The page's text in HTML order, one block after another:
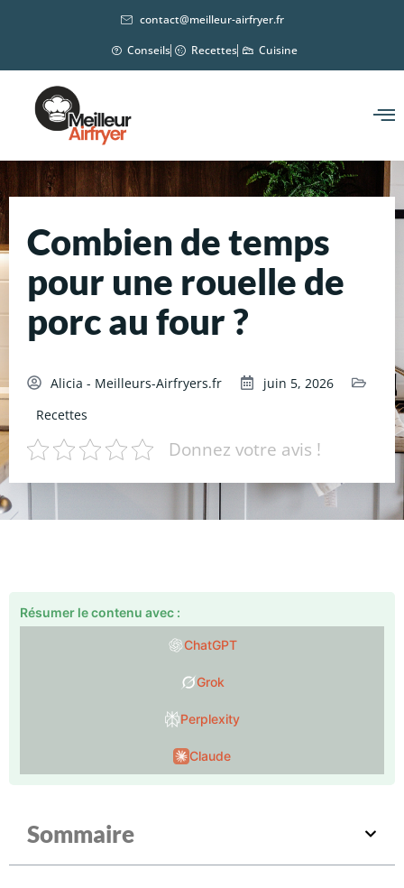
contact@meilleur-airfryer.fr
Conseils
Recettes Cuisine
Combien de temps
pour une rouelle de
porc au four ?
Alicia - Meilleurs-Airfryers.fr
juin 5, 2026
Recettes
Donnez votre avis !
Résumer le contenu avec :
ChatGPT
Grok
Perplexity
Claude
Sommaire